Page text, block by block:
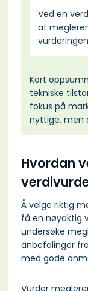
Ved en
at
Kort
tekniske
fokus på
nyttige, men
Hvordan
Å velge riktig
få en nøyaktig
undersøke
anbefalinger
med gode
Vurder